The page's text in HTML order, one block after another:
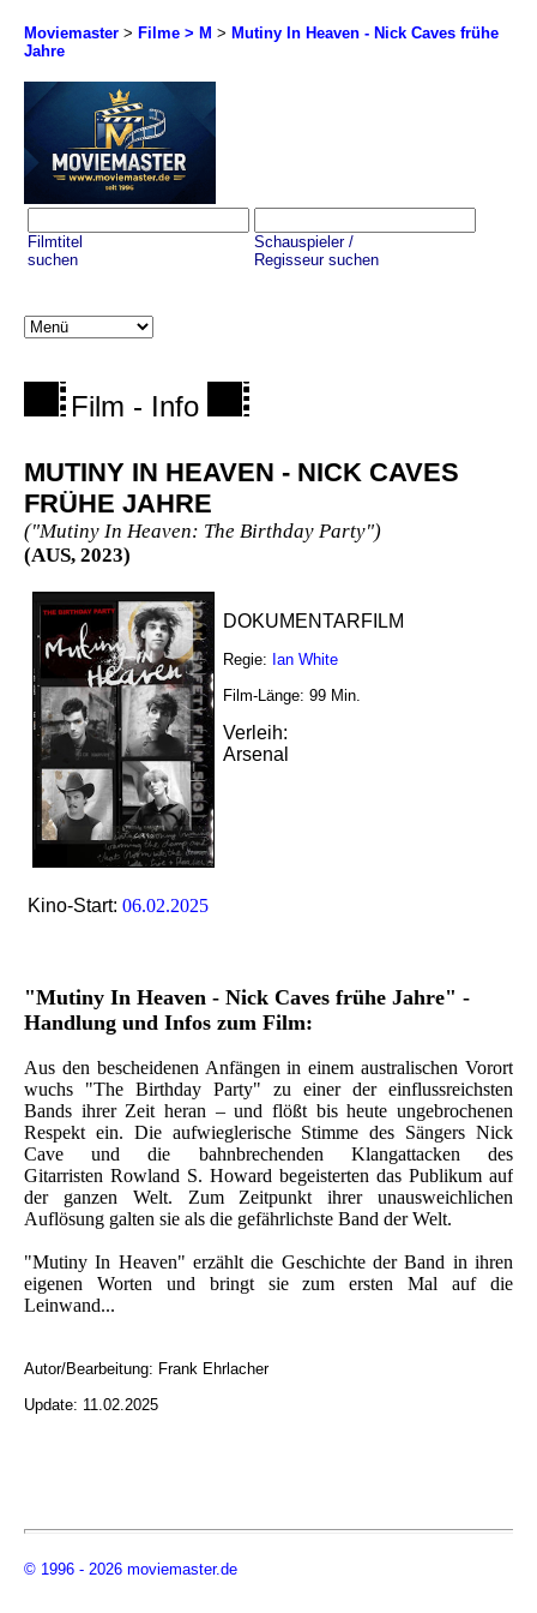
Moviemaster > Filme > M > Mutiny In Heaven - Nick Caves frühe
Jahre
Filmtitel
suchen
Schauspieler /
Regisseur suchen
Film - Info
MUTINY IN HEAVEN - NICK CAVES
FRÜHE JAHRE
("Mutiny In Heaven: The Birthday Party")
(AUS, 2023)
DOKUMENTARFILM
Regie: Ian White
Film-Länge: 99 Min.
Verleih:
Arsenal
Kino-Start: 06.02.2025
"Mutiny In Heaven - Nick Caves frühe Jahre" -
Handlung und Infos zum Film:
Aus den bescheidenen Anfängen in einem australischen Vorort
wuchs "The Birthday Party" zu einer der einflussreichsten
Bands ihrer Zeit heran – und flößt bis heute ungebrochenen
Respekt ein. Die aufwieglerische Stimme des Sängers Nick
Cave und die bahnbrechenden Klangattacken des
Gitarristen Rowland S. Howard begeisterten das Publikum auf
der ganzen Welt. Zum Zeitpunkt ihrer unausweichlichen
Auflösung galten sie als die gefährlichste Band der Welt.
"Mutiny In Heaven" erzählt die Geschichte der Band in ihren
eigenen Worten und bringt sie zum ersten Mal auf die
Leinwand...
Autor/Bearbeitung: Frank Ehrlacher
Update: 11.02.2025
© 1996 - 2026 moviemaster.de